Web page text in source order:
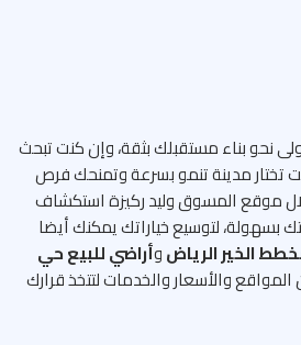
بناء مستقبلك بثقة، وإن كنت تبحث
مدينة تنمو بسرعة وتمنحك فرص
المسوق وليد ركيزة استكشاف
لتوسيع خياراتك يمكنك أيضا
الخير الرياضوأراضي للبيع حي
والأسعار والخدمات لتتخذ قرارك